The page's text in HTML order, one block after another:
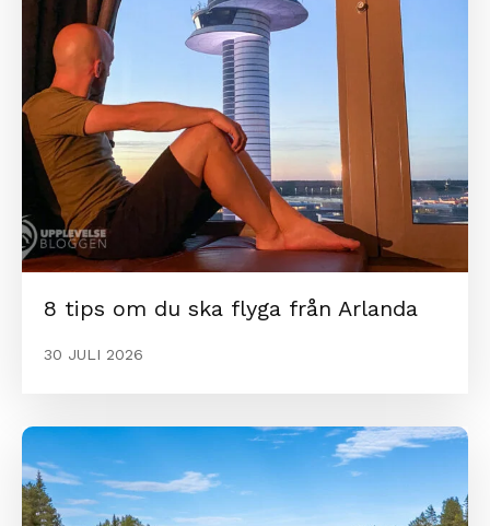
8 tips om du ska flyga från Arlanda
30 JULI 2026